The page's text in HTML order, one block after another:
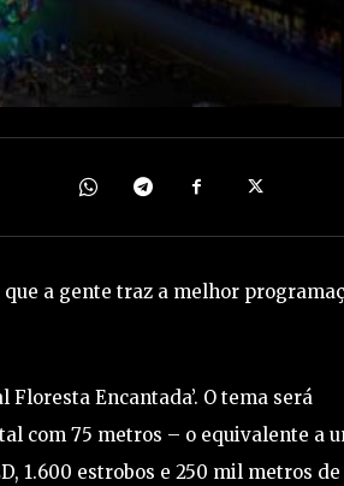
a gente traz a melhor
Encantada’. O tema será
com 75 metros – o equivalente a
1.600 estrobos e 250 mil metros de